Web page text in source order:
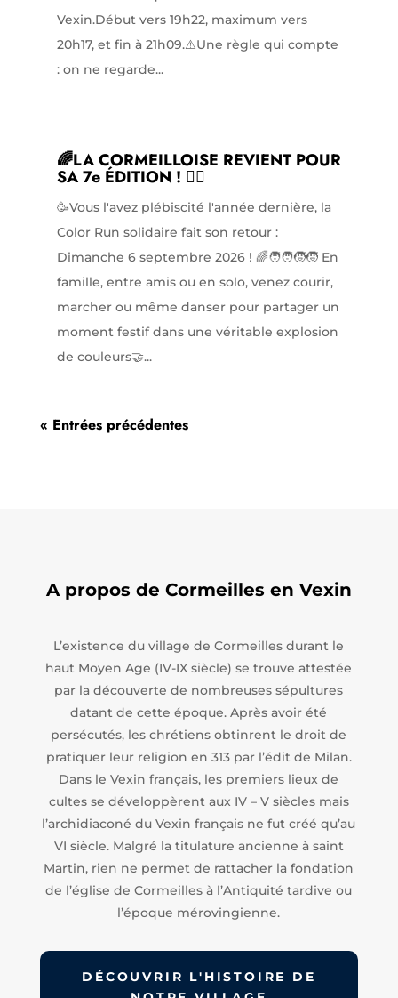
Vexin.Début vers 19h22, maximum vers
20h17, et fin à 21h09.⚠️Une règle qui compte
: on ne regarde...
🌈LA CORMEILLOISE REVIENT POUR
SA 7e ÉDITION ! 🏃‍♀️
🥳Vous l'avez plébiscité l'année dernière, la
Color Run solidaire fait son retour :
Dimanche 6 septembre 2026 ! 🌈🧑‍🧑‍🧒‍🧒 En
famille, entre amis ou en solo, venez courir,
marcher ou même danser pour partager un
moment festif dans une véritable explosion
de couleurs🤝...
« Entrées précédentes
A propos de Cormeilles en Vexin
L’existence du village de Cormeilles durant le
haut Moyen Age (IV-IX siècle) se trouve attestée
par la découverte de nombreuses sépultures
datant de cette époque. Après avoir été
persécutés, les chrétiens obtinrent le droit de
pratiquer leur religion en 313 par l’édit de Milan.
Dans le Vexin français, les premiers lieux de
cultes se développèrent aux IV – V siècles mais
l’archidiaconé du Vexin français ne fut créé qu’au
VI siècle. Malgré la titulature ancienne à saint
Martin, rien ne permet de rattacher la fondation
de l’église de Cormeilles à l’Antiquité tardive ou
l’époque mérovingienne.
DÉCOUVRIR L'HISTOIRE DE